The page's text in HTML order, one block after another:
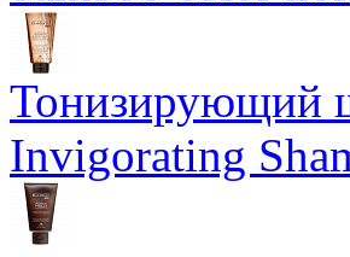
Тонизирующий
Invigorating